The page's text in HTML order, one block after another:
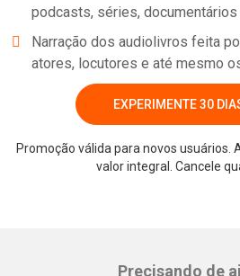
podcasts, séries, documentários
Narração dos audiolivros feita
atores, locutores e até mesmo
EXPERIMENTE 30
Promoção válida para novos usuários.
valor integral. Cancele
Precisando de